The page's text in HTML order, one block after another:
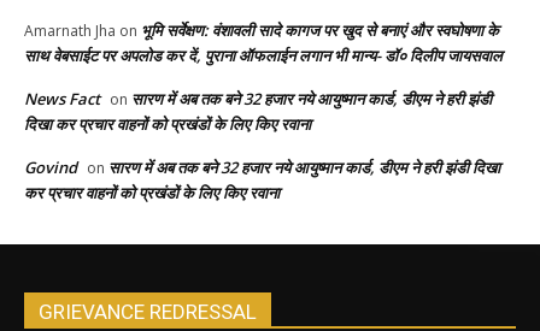
Amarnath Jha on भूमि सर्वेक्षण: वंशावली सादे कागज पर खुद से बनाएं और स्वघोषणा के
साथ वेबसाईट पर अपलोड कर दें, पुराना ऑफलाईन लगान भी मान्य- डॉ० दिलीप जायसवाल
News Fact on सारण में अब तक बने 32 हजार नये आयुष्मान कार्ड, डीएम ने हरी झंडी
दिखा कर प्रचार वाहनों को प्रखंडों के लिए किए रवाना
Govind on सारण में अब तक बने 32 हजार नये आयुष्मान कार्ड, डीएम ने हरी झंडी दिखा
कर प्रचार वाहनों को प्रखंडों के लिए किए रवाना
GRIEVANCE REDRESSAL